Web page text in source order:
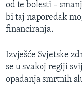
od te bolesti –
bi taj naporedak
financiranja.
Izvješće Svjetske
se u svakoj regiji
opadanja smrtnih